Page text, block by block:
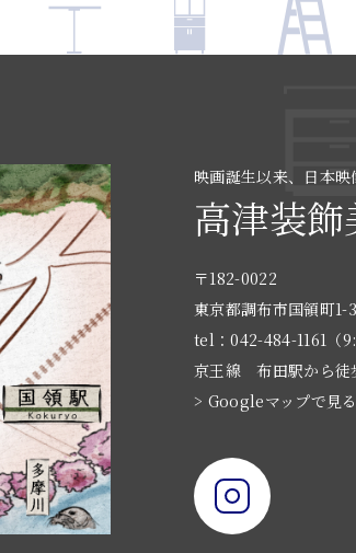
映画誕生以来、日本
高津装
〒182-0022
東京都調布市国領町1-
tel：042-484-1161（
京王線 布田駅から徒
> Googleマップで見る